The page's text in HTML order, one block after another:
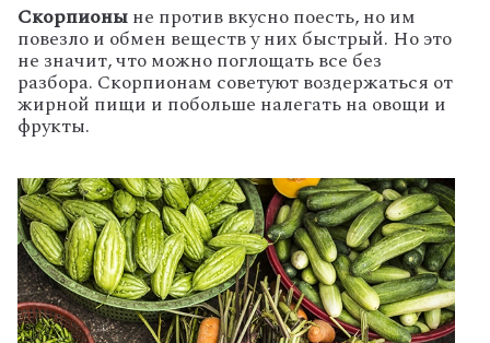
Скорпионыне против вкусно поесть, но им
повезло и обмен веществ у них быстрый. Но это
не значит, что можно поглощать все без
разбора. Скорпионам советуют воздержаться от
жирной пищи и побольше налегать на овощи и
фрукты.